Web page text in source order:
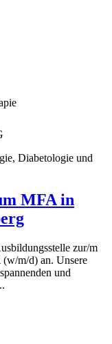
Diabetologie und
MFA in
zur/m
m/d) an. Unsere
und